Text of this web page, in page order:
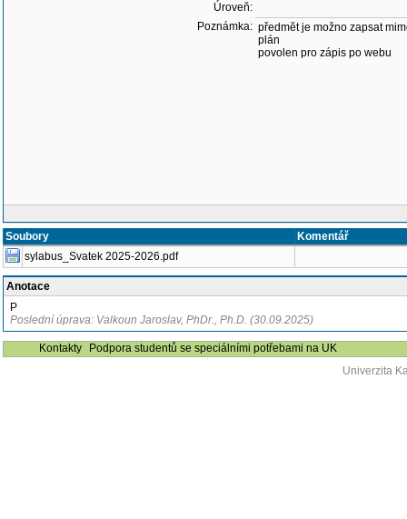
Úroveň:
Poznámka: předmět je možno zapsat
plán
povolen pro zápis po webu
Soubory
Komentář
sylabus_Svatek 2025-2026.pdf
Anotace
P
Poslední úprava: Valkoun Jaroslav, PhDr., Ph.D. (30.09.2025)
Kontakty
Podpora studentů se speciálními potřebami na UK
Univerzita